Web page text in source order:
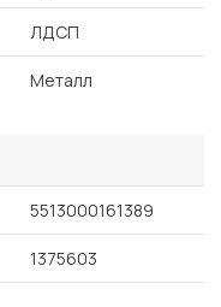
ЛДСП
Металл
5513000161389
1375603